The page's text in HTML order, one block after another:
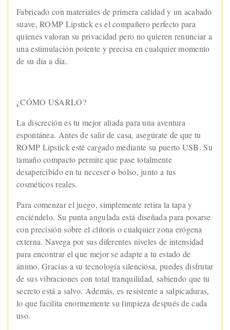
Fabricado con materiales de primera calidad y un acabado
suave, ROMP Lipstick es el compañero perfecto para
quienes valoran su privacidad pero no quieren renunciar a
una estimulación potente y precisa en cualquier momento
de su día a día.
¿CÓMO USARLO?
La discreción es tu mejor aliada para una aventura
espontánea. Antes de salir de casa, asegúrate de que tu
ROMP Lipstick esté cargado mediante su puerto USB. Su
tamaño compacto permite que pase totalmente
desapercibido en tu neceser o bolso, junto a tus
cosméticos reales.
Para comenzar el juego, simplemente retira la tapa y
enciéndelo. Su punta angulada está diseñada para posarse
con precisión sobre el clítoris o cualquier zona erógena
externa. Navega por sus diferentes niveles de intensidad
para encontrar el que mejor se adapte a tu estado de
ánimo. Gracias a su tecnología silenciosa, puedes disfrutar
de sus vibraciones con total tranquilidad, sabiendo que tu
secreto está a salvo. Además, es resistente a salpicaduras,
lo que facilita enormemente su limpieza después de cada
uso.